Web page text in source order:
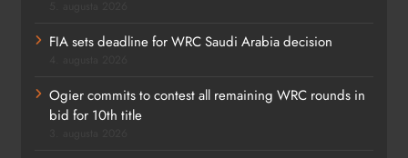
FIA sets deadline for WRC Saudi Arabia decision
Ogier commits to contest all remaining WRC rounds in
bid for 10th title